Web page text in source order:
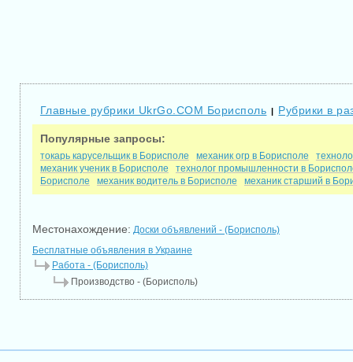
Главные рубрики UkrGo.COM Борисполь | Рубрики в
Популярные запросы:
токарь карусельщик в Борисполе механик огр в Борисполе
механик ученик в Борисполе
технолог промышленности в
Борисполе
механик водитель в Борисполе механик старший в
Местонахождение: Доски объявлений - (Борисполь)
Бесплатные объявления в Украине
Работа - (Борисполь)
Производство - (Борисполь)